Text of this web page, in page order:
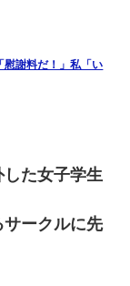
慰謝料だ！」私「い
た女子学生
ークルに先